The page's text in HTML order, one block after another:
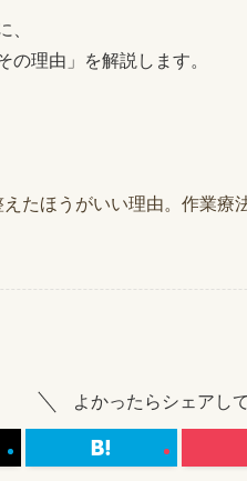
、
の理由」を解説します。
たほうがいい理由。作業療
よかったらシェアし